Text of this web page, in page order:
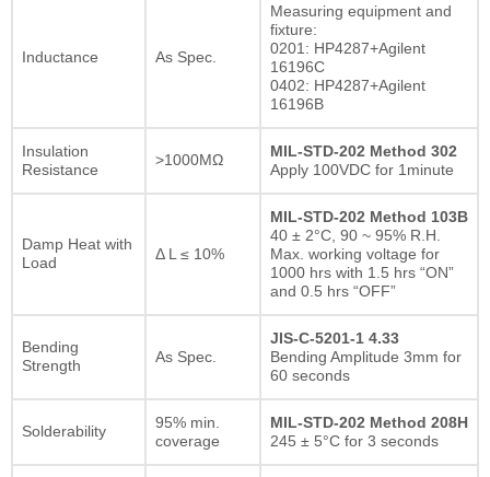
Inductance As Spec.
Measuring equipment and
fixture:
0201: HP4287+Agilent
16196C
0402: HP4287+Agilent
16196B
Insulation
Resistance
>1000MΩ
MIL-STD-202 Method 302
Apply 100VDC for 1minute
Damp Heat with
Load
Δ L ≤ 10%
MIL-STD-202 Method 103B
40 ± 2°C, 90 ~ 95% R.H.
Max. working voltage for
1000 hrs with 1.5 hrs “ON”
and 0.5 hrs “OFF”
Bending
Strength
As Spec.
JIS-C-5201-1 4.33
Bending Amplitude 3mm for
60 seconds
Solderability
95% min.
coverage
MIL-STD-202 Method 208H
245 ± 5°C for 3 seconds